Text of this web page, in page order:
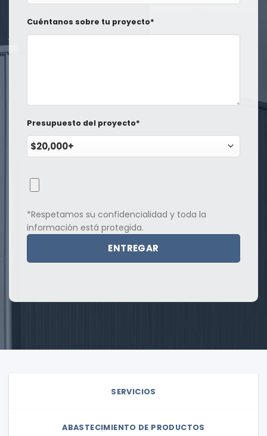
Cuéntanos sobre tu proyecto*
Presupuesto del proyecto*
*Respetamos su confidencialidad y toda la
información está protegida.
SERVICIOS
ABASTECIMIENTO DE PRODUCTOS